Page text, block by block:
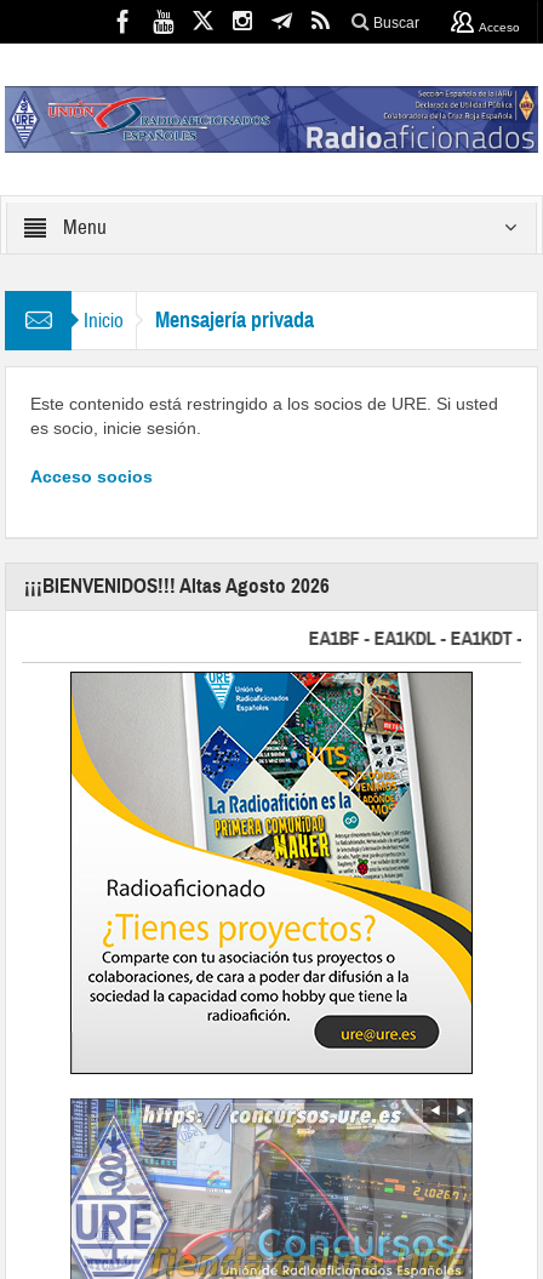
Buscar Acceso
Menu
Inicio Mensajería privada
Este contenido está restringido a los socios de URE. Si usted
es socio, inicie sesión.
Acceso socios
¡¡¡BIENVENIDOS!!! Altas Agosto 2026
EA1BF - EA1KDL - EA1KDT -